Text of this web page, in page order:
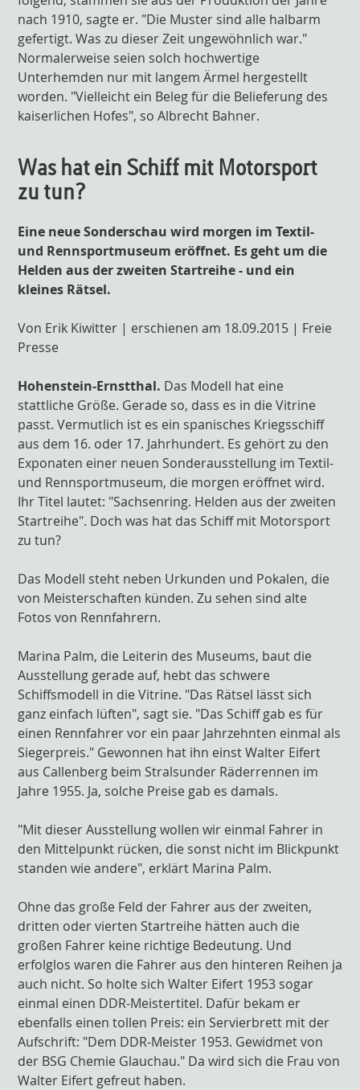
nach 1910, sagte er. "Die Muster sind alle halbarm
gefertigt. Was zu dieser Zeit ungewöhnlich war."
Normalerweise seien solch hochwertige
Unterhemden nur mit langem Ärmel hergestellt
worden. "Vielleicht ein Beleg für die Belieferung des
kaiserlichen Hofes", so Albrecht Bahner.
Was hat ein Schiff mit Motorsport
zu tun?
Eine neue Sonderschau wird morgen im Textil-
und Rennsportmuseum eröffnet. Es geht um die
Helden aus der zweiten Startreihe - und ein
kleines Rätsel.
Von Erik Kiwitter | erschienen am 18.09.2015 | Freie
Presse
Hohenstein-Ernstthal. Das Modell hat eine
stattliche Größe. Gerade so, dass es in die Vitrine
passt. Vermutlich ist es ein spanisches Kriegsschiff
aus dem 16. oder 17. Jahrhundert. Es gehört zu den
Exponaten einer neuen Sonderausstellung im Textil-
und Rennsportmuseum, die morgen eröffnet wird.
Ihr Titel lautet: "Sachsenring. Helden aus der zweiten
Startreihe". Doch was hat das Schiff mit Motorsport
zu tun?
Das Modell steht neben Urkunden und Pokalen, die
von Meisterschaften künden. Zu sehen sind alte
Fotos von Rennfahrern.
Marina Palm, die Leiterin des Museums, baut die
Ausstellung gerade auf, hebt das schwere
Schiffsmodell in die Vitrine. "Das Rätsel lässt sich
ganz einfach lüften", sagt sie. "Das Schiff gab es für
einen Rennfahrer vor ein paar Jahrzehnten einmal als
Siegerpreis." Gewonnen hat ihn einst Walter Eifert
aus Callenberg beim Stralsunder Räderrennen im
Jahre 1955. Ja, solche Preise gab es damals.
"Mit dieser Ausstellung wollen wir einmal Fahrer in
den Mittelpunkt rücken, die sonst nicht im Blickpunkt
standen wie andere", erklärt Marina Palm.
Ohne das große Feld der Fahrer aus der zweiten,
dritten oder vierten Startreihe hätten auch die
großen Fahrer keine richtige Bedeutung. Und
erfolglos waren die Fahrer aus den hinteren Reihen ja
auch nicht. So holte sich Walter Eifert 1953 sogar
einmal einen DDR-Meistertitel. Dafür bekam er
ebenfalls einen tollen Preis: ein Servierbrett mit der
Aufschrift: "Dem DDR-Meister 1953. Gewidmet von
der BSG Chemie Glauchau." Da wird sich die Frau von
Walter Eifert gefreut haben.